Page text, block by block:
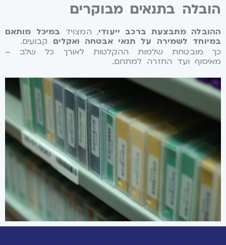
הובלה בתנאים מבוקרים
ההובלה מתבצעת ברכב ייעודי, המצויד במיכל מותאם
במיוחד לשמירה על תנאי אבטחה ואקלים קבועים.
כך מובטחת שלמות ההקלטות לאורך כל שלב –
מאיסוף ועד החזרה למתחם.